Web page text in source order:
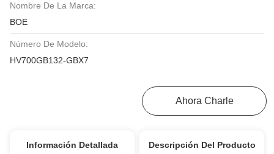
Nombre De La Marca:
BOE
Número De Modelo:
HV700GB132-GBX7
Ahora Charle
Información Detallada Descripción Del Producto